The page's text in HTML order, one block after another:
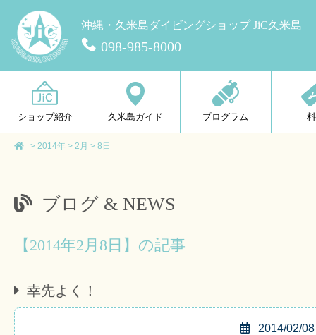
沖縄・久米島ダイビングショップ JiC久米島
098-985-8000
ショップ紹介 久米島ガイド プログラム
> 2014年 > 2月 > 8日
ブログ & NEWS
【2014年2月8日】の記事
幸先よく！
2014/02/08